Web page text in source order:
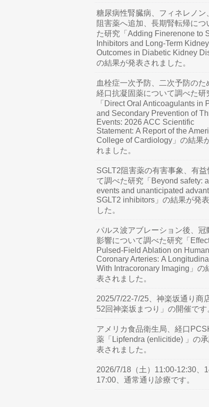
糖尿病性腎臓病、フィネレノン
阻害薬へ追加、長期腎転帰につ
た研究「Adding Finerenone to
Inhibitors and Long-Term Kidney
Outcomes in Diabetic Kidney
の結果が発表されました。
血栓症一次予防、二次予防のた
経口抗凝固薬について調べた研
「Direct Oral Anticoagulants in
and Secondary Prevention of
Events: 2026 ACC Scientific
Statement: A Report of the
College of Cardiology」の結果
れました。
SGLT2阻害薬の有害事象、有益
て調べた研究「Beyond safety:
events and unanticipated
SGLT2 inhibitors」の結果が発
した。
パルス波アブレーション後、冠
影響について調べた研究「
Pulsed-Field Ablation on Human
Coronary Arteries: A
With Intracoronary Imaging」の
表されました。
2025/7/22-7/25、神楽坂通り商
52回神楽坂まつり」の開催です
アメリカ食品衛生局、経口
薬「Lipfendra (enlicitide) 」の
表されました。
2026/7/18（土）11:00-12:30、
17:00、通常通り診療です。